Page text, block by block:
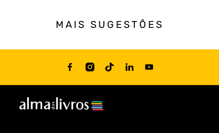
MAIS SUGESTÕES